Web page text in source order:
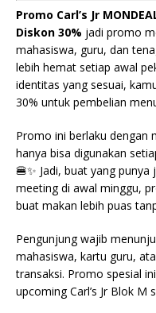
Promo Carl’s Jr
Diskon 30% jadi promo
mahasiswa, guru, dan
lebih hemat setiap awal
identitas yang sesuai,
30% untuk pembelian
Promo ini berlaku dengan
hanya bisa digunakan
🍔✨ Jadi, buat yang
meeting di awal minggu,
buat makan lebih puas
Pengunjung wajib
mahasiswa, kartu guru,
transaksi. Promo spesial
upcoming Carl’s Jr Blok